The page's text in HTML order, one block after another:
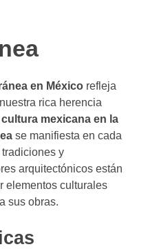
en México refleja
rica herencia
mexicana en la
se manifiesta en cada
y
arquitectónicos están
elementos culturales
sus obras.